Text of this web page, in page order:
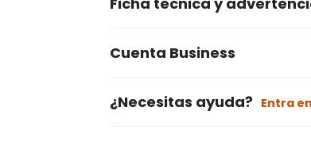
Cuenta Business
¿Necesitas ayuda? Entra